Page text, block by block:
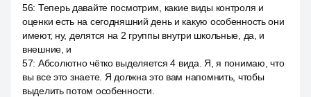
56: Теперь давайте посмотрим, какие виды контроля и
оценки есть на сегодняшний день и какую особенность они
имеют, ну, делятся на 2 группы внутри школьные, да, и
внешние, и
57: Абсолютно чётко выделяется 4 вида. Я, я понимаю, что
вы все это знаете. Я должна это вам напомнить, чтобы
выделить потом особенности.